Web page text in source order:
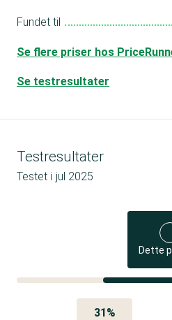
Fundet til
Se flere priser hos
Se testresultater
Testresultater
Testet i jul 2025
Dette
31%